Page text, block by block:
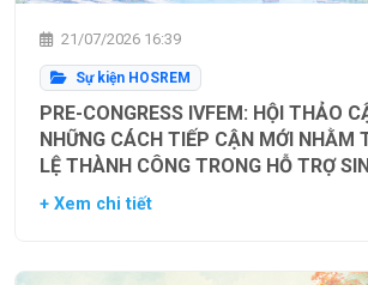
21/07/2026 16:39
Sự kiện HOSREM
PRE-CONGRESS IVFEM: HỘI THẢO
NHỮNG CÁCH TIẾP CẬN MỚI NHẰM
LỆ THÀNH CÔNG TRONG HỖ TRỢ
+ Xem chi tiết